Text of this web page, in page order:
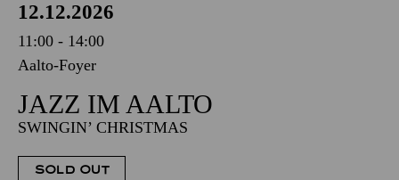
12.12.2026
11:00 - 14:00
Aalto-Foyer
JAZZ IM AALTO
SWINGIN’ CHRISTMAS
SOLD OUT